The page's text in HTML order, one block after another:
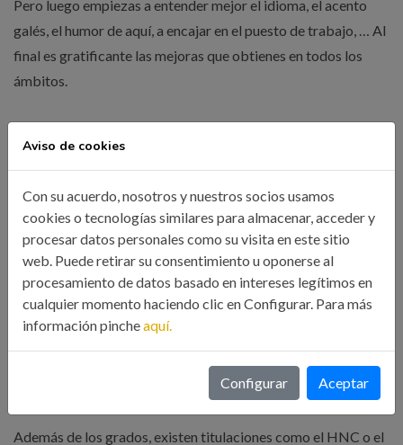
Pero luego empiezas a entender mejor el idioma, el acento
galés, el humor de aquí, a encajar en el puesto de trabajo, … Al
final es gratificante las mejoras que obtienes en todos los
ámbitos.
En lo que se refiere a la titulación de ingeniero solamente
ciertas empresas valoran el título de Chartered engineer y
que se logra a partir de una demostración de las habilidades
durante un cierto tipo de experiencia laboral.
La palabra ingeniero en el Reino Unido, está un poco
extendida a “cualquier persona que sepa arreglar algo”: desde
Además de los grados, existen titulaciones como el HNC o el
Aviso de cookies
Con su acuerdo, nosotros y nuestros socios usamos
cookies o tecnologías similares para almacenar, acceder y
procesar datos personales como su visita en este sitio
web. Puede retirar su consentimiento u oponerse al
procesamiento de datos basado en intereses legítimos en
cualquier momento haciendo clic en Configurar. Para más
información pincheaquí.
Configurar Aceptar